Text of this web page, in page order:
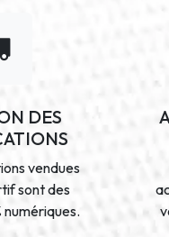
DES
vendues
sont des
numériques.